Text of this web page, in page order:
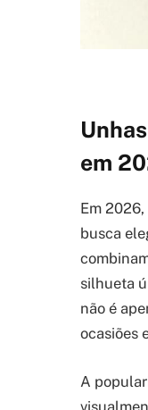
em
Em
busca
silhueta
não é
ocasiões
A